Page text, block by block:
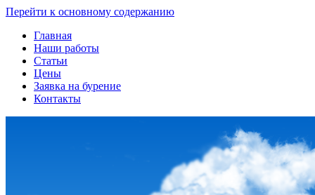
Перейти к основному содержанию
Главная
Наши работы
Статьи
Цены
Заявка на бурение
Контакты